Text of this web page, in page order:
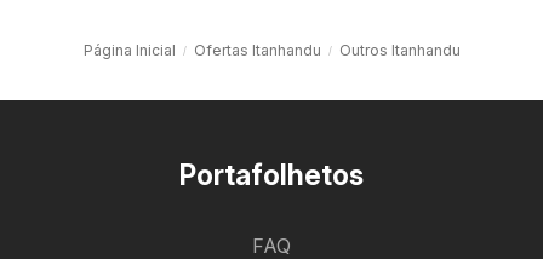
Página Inicial Ofertas Itanhandu Outros Itanhandu
Portafolhetos
FAQ